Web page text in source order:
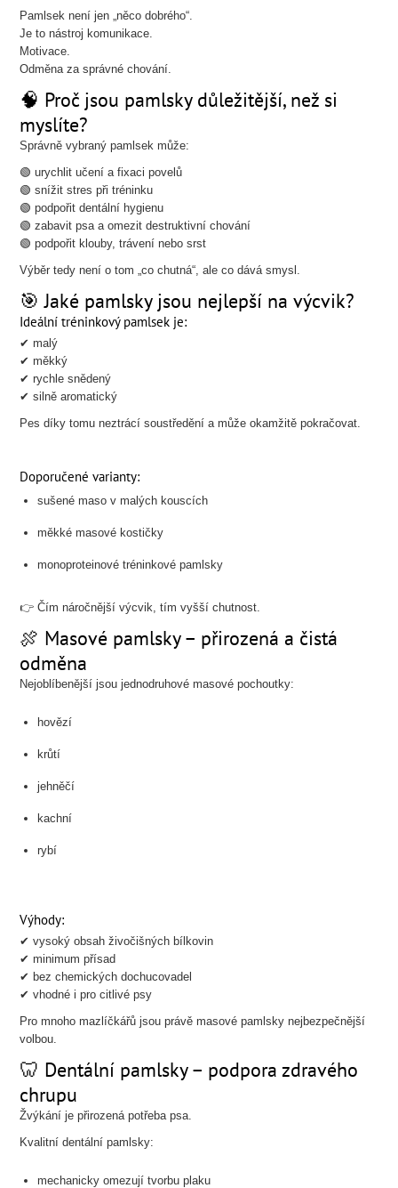
Pamlsek není jen „něco dobrého“.
Je to nástroj komunikace.
Motivace.
Odměna za správné chování.
🧠 Proč jsou pamlsky důležitější, než si
myslíte?
Správně vybraný pamlsek může:
🟢 urychlit učení a fixaci povelů
🟢 snížit stres při tréninku
🟢 podpořit dentální hygienu
🟢 zabavit psa a omezit destruktivní chování
🟢 podpořit klouby, trávení nebo srst
Výběr tedy není o tom „co chutná“, ale co dává smysl.
🎯 Jaké pamlsky jsou nejlepší na výcvik?
Ideální tréninkový pamlsek je:
✔ malý
✔ měkký
✔ rychle snědený
✔ silně aromatický
Pes díky tomu neztrácí soustředění a může okamžitě pokračovat.
Doporučené varianty:
sušené maso v malých kouscích
měkké masové kostičky
monoproteinové tréninkové pamlsky
👉 Čím náročnější výcvik, tím vyšší chutnost.
🍖 Masové pamlsky – přirozená a čistá
odměna
Nejoblíbenější jsou jednodruhové masové pochoutky:
hovězí
krůtí
jehněčí
kachní
rybí
Výhody:
✔ vysoký obsah živočišných bílkovin
✔ minimum přísad
✔ bez chemických dochucovadel
✔ vhodné i pro citlivé psy
Pro mnoho mazlíčkářů jsou právě masové pamlsky nejbezpečnější
volbou.
🦷 Dentální pamlsky – podpora zdravého
chrupu
Žvýkání je přirozená potřeba psa.
Kvalitní dentální pamlsky:
mechanicky omezují tvorbu plaku